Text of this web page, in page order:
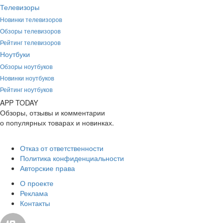
Телевизоры
Новинки телевизоров
Обзоры телевизоров
Рейтинг телевизоров
Ноутбуки
Обзоры ноутбуков
Новинки ноутбуков
Рейтинг ноутбуков
APP TODAY
Обзоры, отзывы и комментарии
о популярных товарах и новинках.
Отказ от ответственности
Политика конфиденциальности
Авторские права
О проекте
Реклама
Контакты